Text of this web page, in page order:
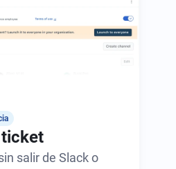
ticket
salir de Slack o